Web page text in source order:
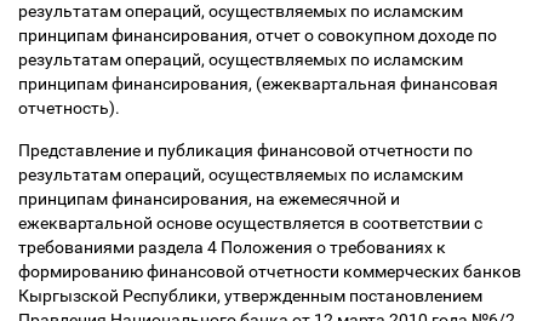
результатам операций, осуществляемых по исламским
принципам финансирования, отчет о совокупном доходе по
результатам операций, осуществляемых по исламским
принципам финансирования, (ежеквартальная финансовая
отчетность).
Представление и публикация финансовой отчетности по
результатам операций, осуществляемых по исламским
принципам финансирования, на ежемесячной и
ежеквартальной основе осуществляется в соответствии с
требованиями раздела 4 Положения о требованиях к
формированию финансовой отчетности коммерческих банков
Кыргызской Республики, утвержденным постановлением